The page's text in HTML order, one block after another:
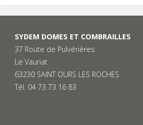
SYDEM DOMES ET COMBRAILLES
37 Route de Pulvérières
Le Vauriat
63230 SAINT OURS LES ROCHES
Tél. 04 73 73 16 83